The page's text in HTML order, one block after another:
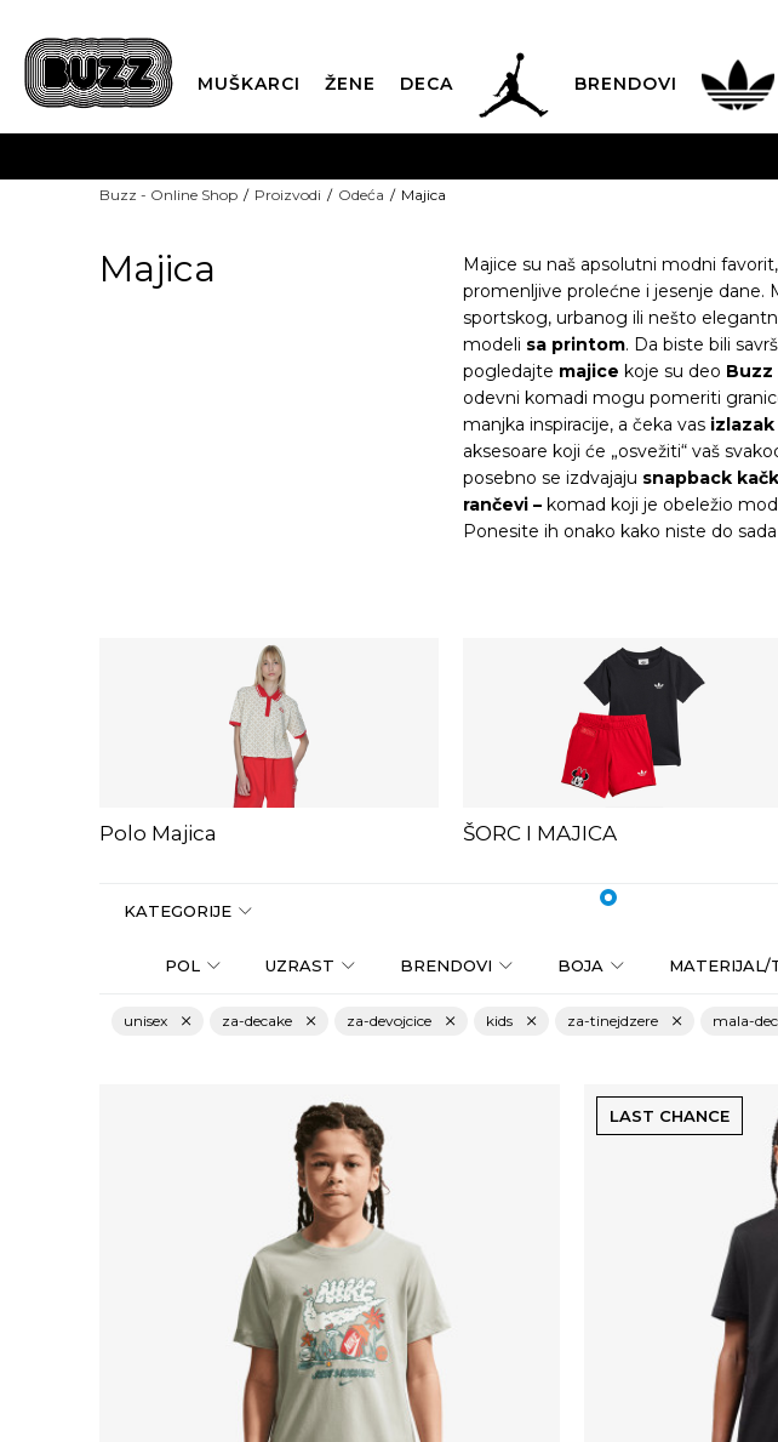
MUŠKARCI ŽENE DECA
JORDAN
BRENDOVI
ADIDAS
KUPI NA 9 RATA Banca
POZOVI
SINDIKALNA PRODAJA kupovina putem
Buzz - Online Shop Proizvodi Odeća Majica
Majica
Majice su naš apsolutni modni
promenljive prolećne i jesenje dane.
sportskog, urbanog ili nešto
modeli sa printom. Da biste bili
pogledajte majice koje su deo Buzz
odevni komadi mogu pomeriti
manjka inspiracije, a čeka vas izlazak
aksesoare koji će „osvežiti“ vaš
posebno se izdvajaju snapback
rančevi – komad koji je obeležio
Ponesite ih onako kako niste do
Polo Majica ŠORC I MAJICA
1
KATEGORIJE
POL UZRAST BRENDOVI BOJA MATERIJAL/
unisex za-decake za-devojcice kids za-tinejdzere mala-
LAST CHANCE